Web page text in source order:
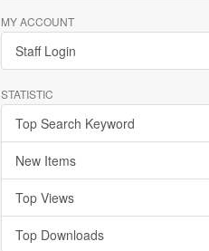
MY ACCOUNT
Staff Login
STATISTIC
Top Search Keyword
New Items
Top Views
Top Downloads